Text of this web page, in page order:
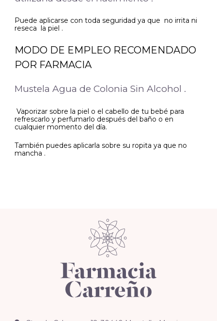
Puede aplicarse con toda seguridad ya que no irrita ni
reseca la piel .
MODO DE EMPLEO RECOMENDADO
POR FARMACIA
Mustela Agua de Colonia Sin Alcohol .
Vaporizar sobre la piel o el cabello de tu bebé para
refrescarlo y perfumarlo después del baño o en
cualquier momento del día.
También puedes aplicarla sobre su ropita ya que no
mancha .